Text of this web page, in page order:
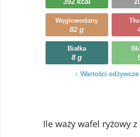
Ryby i owoce morza
Wczytywanie
Słodycze, desery,
Wczytywanie
Warzywa
Wczytywanie
Węglowodany
82 g
Białka
8 g
↓ Wartości odżywcze
Ile waży wafel ryżowy z